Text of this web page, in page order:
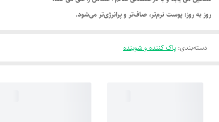
روز به روز: پوست نرم‌تر، صاف‌تر و پرانرژی‌تر می‌شود.
دسته‌بندی: پاک کننده و شوینده